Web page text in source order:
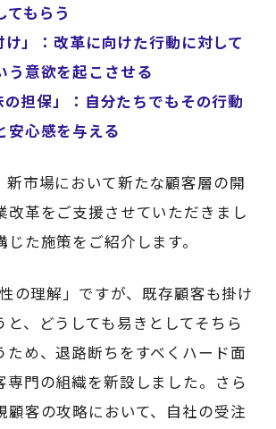
てもらう
」：改革に向けた行動に対して
う意欲を起こさせる
担保」：自分たちでもその行動
安心感を与える
新市場において新たな顧客層の開
改革をご支援させていただきまし
た施策をご紹介します。
の理解」ですが、既存顧客も掛け
と、どうしても易きとしてそちら
ため、退路断ちをすべくハード面
専門の組織を新設しました。さら
顧客の攻略において、自社の受注